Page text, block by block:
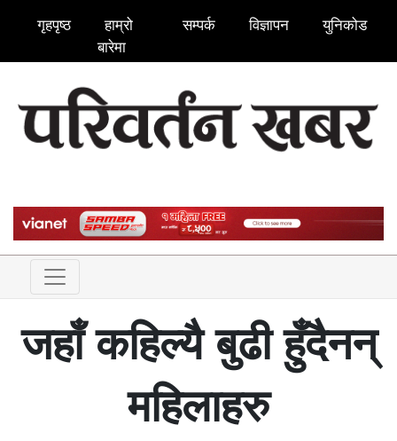
गृहपृष्ठ
हाम्रो
बारेमा
सम्पर्क विज्ञापन युनिकोड
जहाँ कहिल्यै बुढी हुँदैनन्
महिलाहरु